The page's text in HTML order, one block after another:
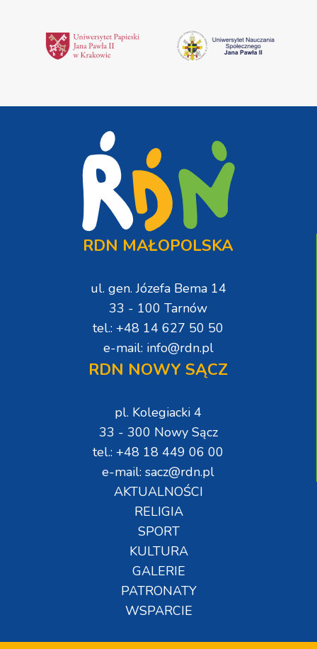
RDN MAŁOPOLSKA
ul. gen. Józefa Bema 14
33 - 100 Tarnów
tel.: +48 14 627 50 50
e-mail: info@rdn.pl
RDN NOWY SĄCZ
pl. Kolegiacki 4
33 - 300 Nowy Sącz
tel.: +48 18 449 06 00
e-mail: sacz@rdn.pl
AKTUALNOŚCI
RELIGIA
SPORT
KULTURA
GALERIE
PATRONATY
WSPARCIE